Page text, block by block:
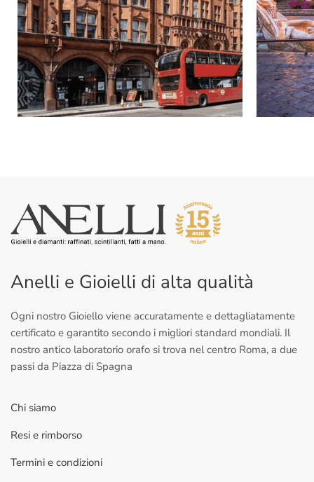
Anelli e Gioielli di alta qualità
Ogni nostro Gioiello viene accuratamente e dettagliatamente
certificato e garantito secondo i migliori standard mondiali. Il
nostro antico laboratorio orafo si trova nel centro Roma, a due
passi da Piazza di Spagna
Chi siamo
Resi e rimborso
Termini e condizioni